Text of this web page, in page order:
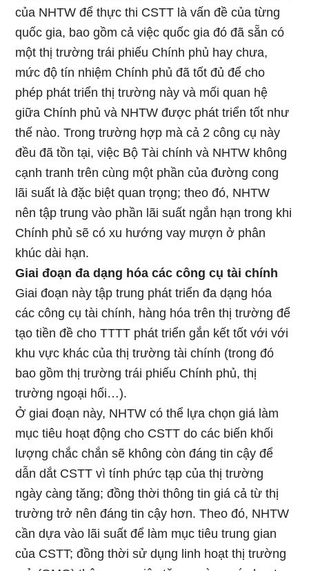
của NHTW để thực thi CSTT là vấn đề của từng
quốc gia, bao gồm cả việc quốc gia đó đã sẵn có
một thị trường trái phiếu Chính phủ hay chưa,
mức độ tín nhiệm Chính phủ đã tốt đủ để cho
phép phát triển thị trường này và mối quan hệ
giữa Chính phủ và NHTW được phát triển tốt như
thế nào. Trong trường hợp mà cả 2 công cụ này
đều đã tồn tại, việc Bộ Tài chính và NHTW không
cạnh tranh trên cùng một phần của đường cong
lãi suất là đặc biệt quan trọng; theo đó, NHTW
nên tập trung vào phần lãi suất ngắn hạn trong khi
Chính phủ sẽ có xu hướng vay mượn ở phân
khúc dài hạn.
Giai đoạn đa dạng hóa các công cụ tài chính
Giai đoạn này tập trung phát triển đa dạng hóa
các công cụ tài chính, hàng hóa trên thị trường để
tạo tiền đề cho TTTT phát triển gắn kết tốt với với
khu vực khác của thị trường tài chính (trong đó
bao gồm thị trường trái phiếu Chính phủ, thị
trường ngoại hối…).
Ở giai đoạn này, NHTW có thể lựa chọn giá làm
mục tiêu hoạt động cho CSTT do các biến khối
lượng chắc chắn sẽ không còn đáng tin cậy để
dẫn dắt CSTT vì tính phức tạp của thị trường
ngày càng tăng; đồng thời thông tin giá cả từ thị
trường trở nên đáng tin cậy hơn. Theo đó, NHTW
cần dựa vào lãi suất để làm mục tiêu trung gian
của CSTT; đồng thời sử dụng linh hoạt thị trường